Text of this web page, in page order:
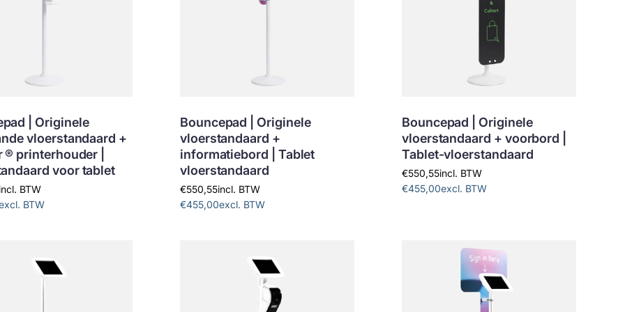
| Originele
vloerstandaard +
® printerhouder |
voor tablet
BTW
BTW
Bouncepad | Originele
vloerstandaard +
informatiebord | Tablet
vloerstandaard
€550,55incl. BTW
€455,00excl. BTW
Bouncepad | Originele
vloerstandaard + voorbord |
Tablet-vloerstandaard
€550,55incl. BTW
€455,00excl. BTW